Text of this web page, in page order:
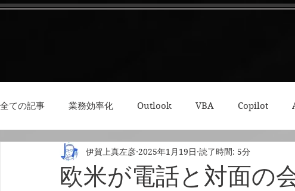
全ての記事 業務効率化 Outlook VBA Copilot
3Dプリント・模型 Python RPA 集中力・ディープ
欧米が電話と対面の
伊賀上真左彦 2025年1月19日 読了時間: 5分